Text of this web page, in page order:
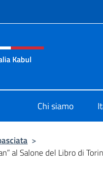
e menù
Kabul
Chi siamo
>
al Salone del Libro di